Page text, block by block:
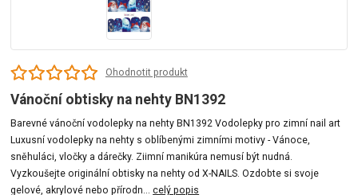
Ohodnotit produkt
Vánoční obtisky na nehty BN1392
Barevné vánoční vodolepky na nehty BN1392 Vodolepky pro zimní nail art
Luxusní vodolepky na nehty s oblíbenými zimními motivy - Vánoce,
sněhuláci, vločky a dárečky. Ziimní manikúra nemusí být nudná.
Vyzkoušejte originální obtisky na nehty od X-NAILS. Ozdobte si svoje
gelové, akrylové nebo přírodn...celý popis